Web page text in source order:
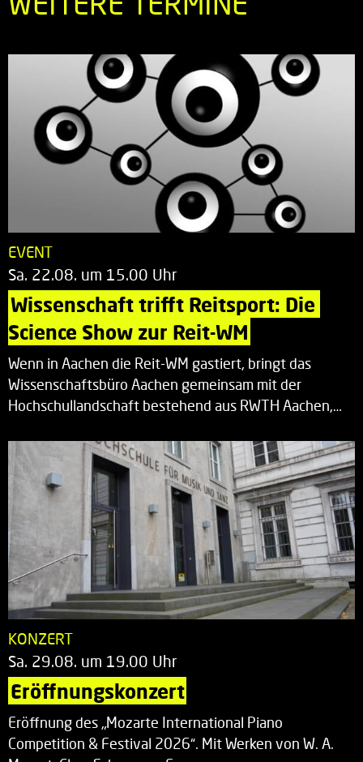
EVENT
Sa. 22.08. um 15.00 Uhr
Wissenschaft trifft Reitsport: Die
Science Show zur Reit-WM
Wenn in Aachen die Reit-WM gastiert, bringt das
Wissenschaftsbüro Aachen gemeinsam mit der
Hochschullandschaft bestehend aus RWTH Aachen,…
KONZERT
Sa. 29.08. um 19.00 Uhr
Eröffnungskonzert
Eröffnung des „Mozarte International Piano
Competition & Festival 2026“. Mit Werken von W. A.